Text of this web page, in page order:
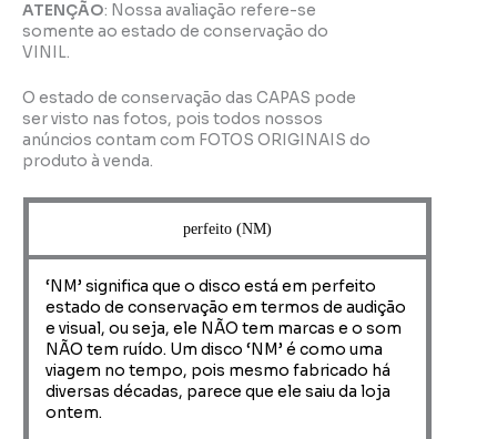
ATENÇÃO: Nossa avaliação refere-se
somente ao estado de conservação do
VINIL.
O estado de conservação das CAPAS pode
ser visto nas fotos, pois todos nossos
anúncios contam com FOTOS ORIGINAIS do
produto à venda.
perfeito (NM)
‘NM’ significa que o disco está em perfeito
estado de conservação em termos de audição
e visual, ou seja, ele NÃO tem marcas e o som
NÃO tem ruído. Um disco ‘NM’ é como uma
viagem no tempo, pois mesmo fabricado há
diversas décadas, parece que ele saiu da loja
ontem.